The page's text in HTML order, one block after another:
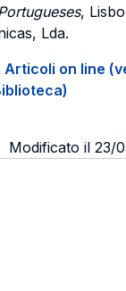
,
Lda.
Articoli on line
Modificato il 23/